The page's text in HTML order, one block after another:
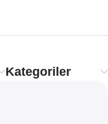
Kategoriler